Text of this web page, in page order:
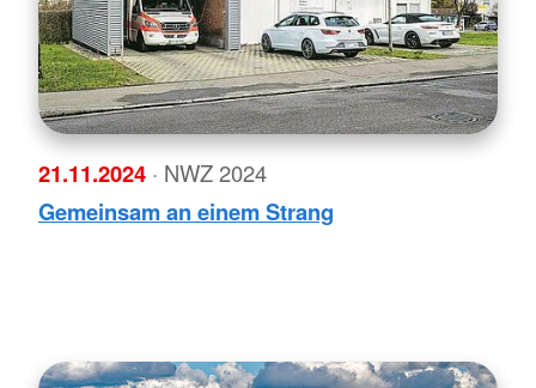
21.11.2024 · NWZ 2024
Gemeinsam an einem Strang